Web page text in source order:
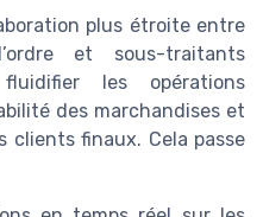
plus étroite entre
et sous-traitants
les opérations
des marchandises et
clients finaux. Cela passe